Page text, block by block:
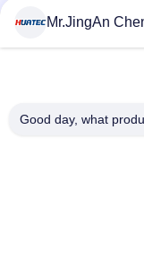
Mr.JingAn
Good day, what